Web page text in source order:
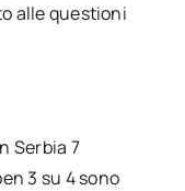
alle questioni
Serbia 7
3 su 4 sono